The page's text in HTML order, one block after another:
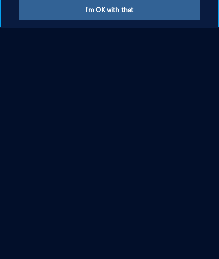
Weltmeisterschaft Polen 2019™
I'm OK with that